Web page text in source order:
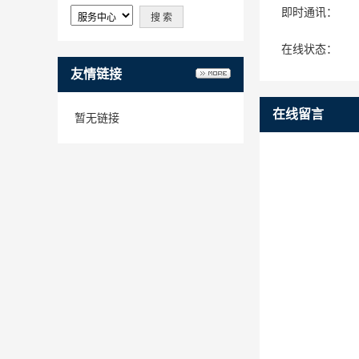
友情链接
暂无链接
即时通讯：
在线状态：
在线留言